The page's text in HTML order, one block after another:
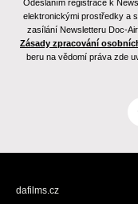
Odesláním registrace k
elektronickými prostředky a
zasílání Newsletteru Doc-
Zásady zpracování
beru na vědomí práva zde
dafilms.cz